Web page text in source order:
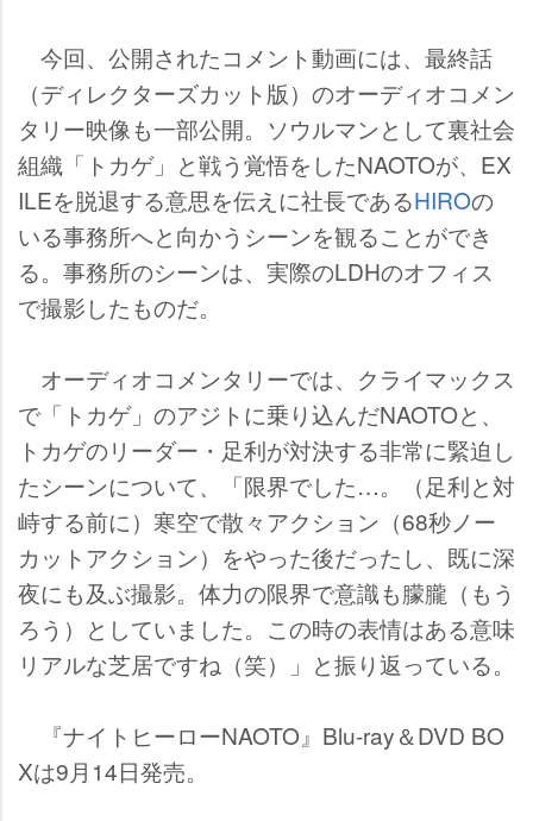
今回、公開されたコメント動画には、最終話
（ディレクターズカット版）のオーディオコメン
タリー映像も一部公開。ソウルマンとして裏社会
組織「トカゲ」と戦う覚悟をしたNAOTOが、EX
ILEを脱退する意思を伝えに社長であるHIROの
いる事務所へと向かうシーンを観ることができ
る。事務所のシーンは、実際のLDHのオフィス
で撮影したものだ。
オーディオコメンタリーでは、クライマックス
で「トカゲ」のアジトに乗り込んだNAOTOと、
トカゲのリーダー・足利が対決する非常に緊迫し
たシーンについて、「限界でした…。（足利と対
峙する前に）寒空で散々アクション（68秒ノー
カットアクション）をやった後だったし、既に深
夜にも及ぶ撮影。体力の限界で意識も朦朧（もう
ろう）としていました。この時の表情はある意味
リアルな芝居ですね（笑）」と振り返っている。
『ナイトヒーローNAOTO』Blu-ray＆DVD BO
Xは9月14日発売。